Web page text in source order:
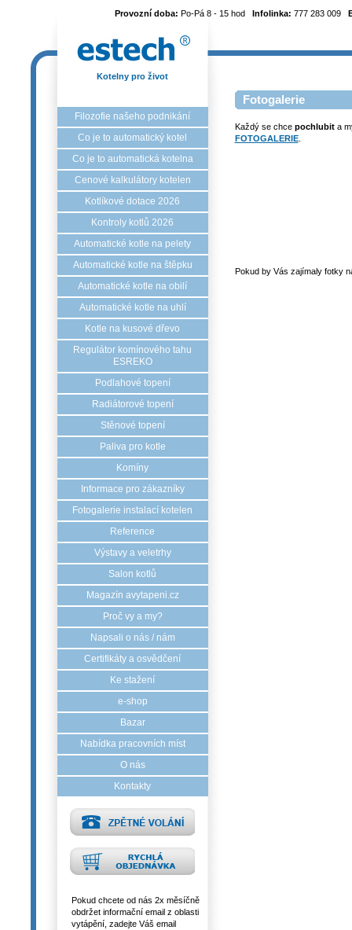
Provozní doba: Po-Pá 8 - 15 hod Infolinka: 777 283 009
Kotelny pro život
Filozofie našeho podnikání
Co je to automatický kotel
Co je to automatická kotelna
Cenové kalkulátory kotelen
Kotlíkové dotace 2026
Kontroly kotlů 2026
Automatické kotle na pelety
Automatické kotle na štěpku
Automatické kotle na obilí
Automatické kotle na uhlí
Kotle na kusové dřevo
Regulátor komínového tahu
ESREKO
Podlahové topení
Radiátorové topení
Stěnové topení
Paliva pro kotle
Komíny
Informace pro zákazníky
Fotogalerie instalací kotelen
Reference
Výstavy a veletrhy
Salon kotlů
Magazín avytapeni.cz
Proč vy a my?
Napsali o nás / nám
Certifikáty a osvědčení
Ke stažení
e-shop
Bazar
Nabídka pracovních míst
O nás
Kontakty
Pokud chcete od nás 2x měsíčně
obdržet informační email z oblasti
vytápění, zadejte Váš email
Fotogalerie
Každý se chce pochlubita
FOTOGALERIE.
Pokud by Vás zajímaly fotky